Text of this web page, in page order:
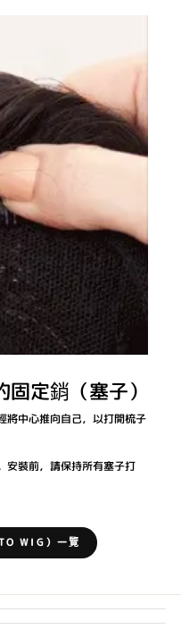
定銷（塞子）
將中心推向自己，以打開梳子
安裝前，請保持所有塞子打
WIG）一覽